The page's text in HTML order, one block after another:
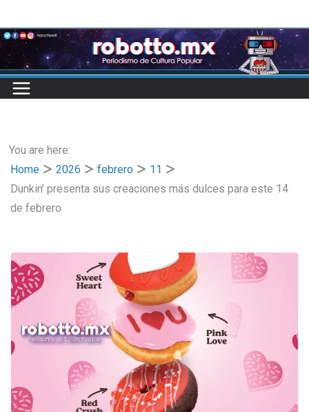
to
content
You are here:
Home
2026 febrero
11
Dunkin’ presenta sus creaciones más dulces para este 14
de febrero